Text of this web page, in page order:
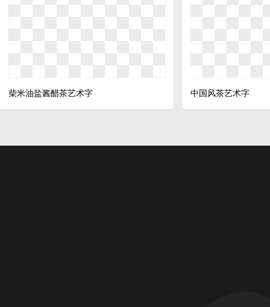
柴米油盐酱醋茶艺术字 中国风茶艺术字